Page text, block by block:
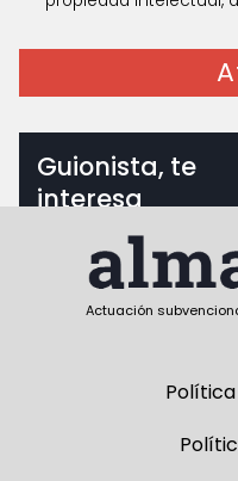
Guionista, te
interesa
Documentos para
guionistas
Actuación